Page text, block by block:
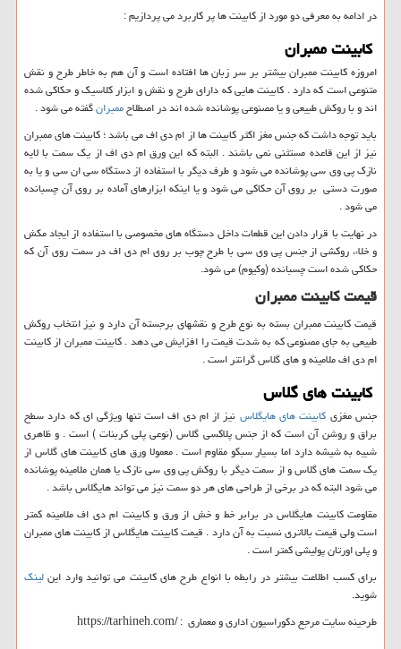
در ادامه به معرفی دو مورد از کابینت ها پر کاربرد می پردازیم :
کابینت ممبران
امروزه کابینت ممبران بیشتر بر سر زبان ها افتاده است و آن هم به خاطر طرح و نقش
متنوعی است که دارد . کابینت هایی که دارای طرح و نقش و ابزار کلاسیک و حکاکی شده
اند و با روکش طبیعی و یا مصنوعی پوشانده شده اند در اصطلاحممبرانگفته می شود .
باید توجه داشت که جنس مغز اکثر کابینت ها از ام دی اف می باشد ؛ کابینت های ممبران
نیز از این قاعده مستثنی نمی باشند . البته که این ورق ام دی اف از یک سمت با لایه
نازک پی وی سی پوشانده می شود و طرف دیگر با استفاده از دستگاه سی ان سی و یا به
صورت دستی بر روی آن حکاکی می شود و یا اینکه ابزارهای آماده بر روی آن چسبانده
می شود .
در نهایت با قرار دادن این قطعات داخل دستگاه های مخصوصی با استفاده از ایجاد مکش
و خلاء، روکشی از جنس پی وی سی با طرح چوب بر روی ام دی اف در سمت روی آن که
حکاکی شده است چسبانده (وکیوم) می شود.
قیمت کابینت ممبران
قیمت کابینت ممبران بسته به نوع طرح و نقشهای برجسته آن دارد و نیز انتخاب روکش
طبیعی به جای مصنوعی که به شدت قیمت را افزایش می دهد . کابینت ممبران از کابینت
ام دی اف ملامینه و های گلاس گرانتر است .
کابینت های گلاس
جنس مغزی کابینت های هایگلاس نیز از ام دی اف است تنها ویژگی ای که دارد سطح
براق و روشن آن است که از جنس پلاکسی گلاس (نوعی پلی کربنات ) است . و ظاهری
شبیه به شیشه دارد اما بسیار سبکو مقاوم است . معمولا ورق های کابینت های گلاس از
یک سمت های گلاس و از سمت دیگر با روکش پی وی سی نازک یا همان ملامینه پوشانده
می شود البته که در برخی از طراحی های هر دو سمت نیز می تواند هایگلاس باشد .
مقاومت کابینت هایگلاس در برابر خط و خش از ورق و کابینت ام دی اف ملامینه کمتر
است ولی قیمت بالاتری نسبت به آن دارد . قیمت کابینت هایگلاس از کابینت های ممبران
و پلی اورتان پولیشی کمتر است .
برای کسب اطلاعت بیشتر در رابطه با انواع طرح های کابینت می توانید وارد اینلینک
شوید.
طرحینه سایت مرجع دکوراسیون اداری و معماری :https://tarhineh.com/